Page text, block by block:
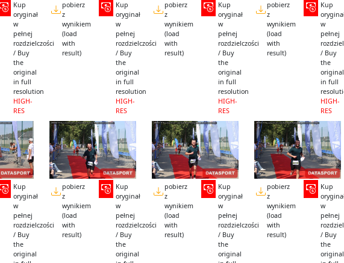
Kup
oryginał
w
pełnej
rozdzielczości
/ Buy
the
original
in full
resolution
HIGH-
RES
pobierz
z
wynikiem
(load
with
result)
Kup
oryginał
w
pełnej
rozdzielczości
/ Buy
the
original
in full
resolution
HIGH-
RES
pobierz
z
wynikiem
(load
with
result)
Kup
oryginał
w
pełnej
rozdzielczości
/ Buy
the
original
in full
resolution
HIGH-
RES
pobierz
z
wynikiem
(load
with
result)
Kup
w
pełnej
/ Buy
the
original
in full
HIGH-
RES
Kup
oryginał
w
pełnej
rozdzielczości
/ Buy
the
original
pobierz
z
wynikiem
(load
with
result)
Kup
oryginał
w
pełnej
rozdzielczości
/ Buy
the
original
pobierz
z
wynikiem
(load
with
result)
Kup
oryginał
w
pełnej
rozdzielczości
/ Buy
the
original
pobierz
z
wynikiem
(load
with
result)
Kup
w
pełnej
/ Buy
the
original